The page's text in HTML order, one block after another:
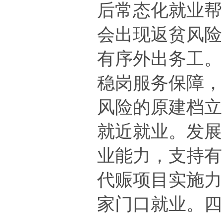
后常态化就业
会出现返贫风险
有序外出务工。
稳岗服务保障
风险的原建档
就近就业。发展
业能力， 支持
代赈项目实施
家门口就业。